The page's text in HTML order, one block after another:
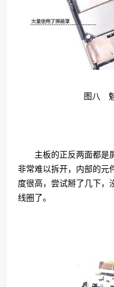
图八
主板的正反两面都是
非常难以拆开，内部的元
度很高，尝试掰了几下，
线圈了。